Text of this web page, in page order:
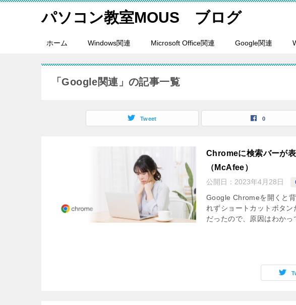
パソコン教室MOUS ブログ
ホーム Windows関連 Microsoft Office関連 Google関連
「Google関連」の記事一覧
Tweet 0
Chromeに検索バーが
（McAfee）
公開日： 2023年4月28日
Google Chromeを開くと
れずショートカットボタ
だったので、原因はわか